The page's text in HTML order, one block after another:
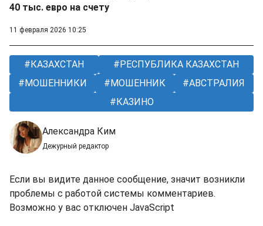
40 тыс. евро на счету
11 февраля 2026 10:25
КАЗАХСТАН
РЕСПУБЛИКА КАЗАХСТАН
МОШЕННИКИ
МОШЕННИК
АВСТРАЛИЯ
КАЗИНО
Александра Ким
Дежурный редактор
Если вы видите данное сообщение, значит возникли
проблемы с работой системы комментариев.
Возможно у вас отключен JavaScript